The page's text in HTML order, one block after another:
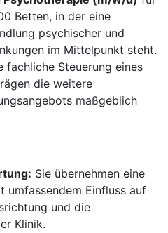
Betten, in der eine
psychischer und
im Mittelpunkt steht.
fachliche Steuerung eines
die weitere
maßgeblich
Sie übernehmen eine
umfassendem Einfluss auf
und die
Klinik.